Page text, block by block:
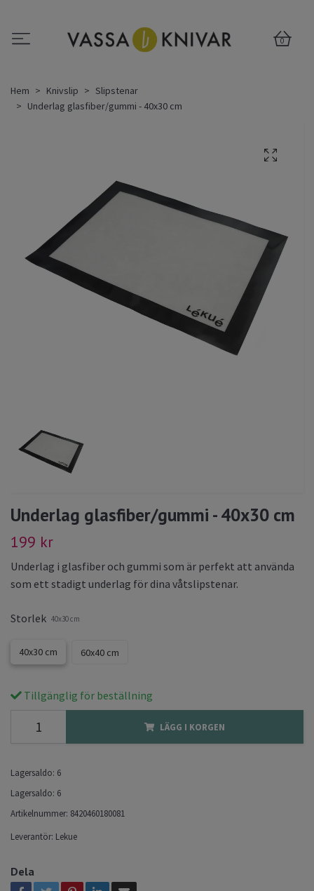
0
Hem Knivslip
Slipstenar
Underlag glasfiber/gummi - 40x30 cm
Underlag glasfiber/gummi - 40x30 cm
199 kr
Underlag i glasfiber och gummi som är perfekt att använda
som ett stadigt underlag för dina våtslipstenar.
Storlek 40x30 cm
40x30 cm 60x40 cm
Tillgänglig för beställning
LÄGG I KORGEN
Lagersaldo: 6
Lagersaldo: 6
Artikelnummer: 8420460180081
Leverantör: Lekue
Dela